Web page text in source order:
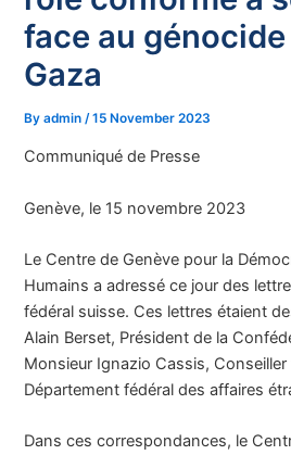
face au
Gaza
Byadmin /15 November 2023
Communiqué de Presse
Genève, le 15 novembre 2023
Le Centre de Genève pour la
Humains a adressé ce jour des
fédéral suisse. Ces lettres étaient
Alain Berset, Président de la
Monsieur Ignazio Cassis,
Département fédéral des affaires
Dans ces correspondances, le